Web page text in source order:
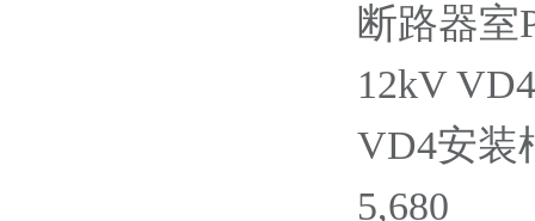
断路器室
12kV
VD4安装
5,680